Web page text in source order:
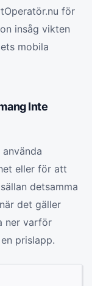
för
insåg vikten
mobila
Inte
eller för att
detsamma
det gäller
ner varför
prislapp.